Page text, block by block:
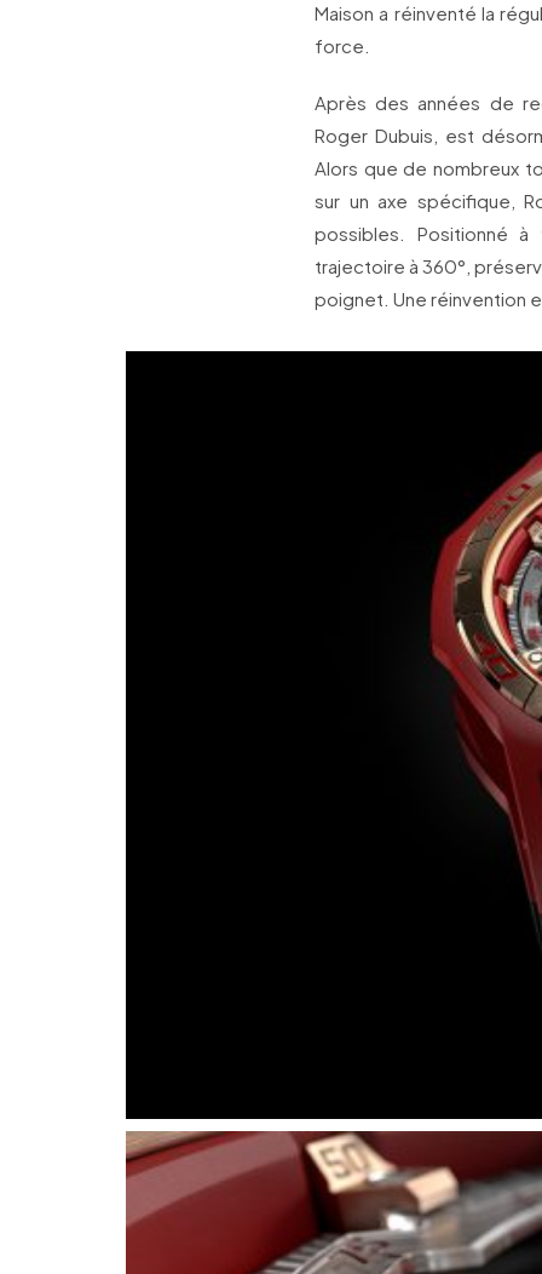
Maison a réinventé la
force.
Après des années de
Roger Dubuis, est
Alors que de nombreux
sur un axe spécifique,
possibles. Positionné
trajectoire à 360°,
poignet. Une réinvention